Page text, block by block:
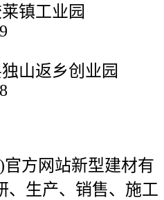
镇工业园
山返乡创业园
官方网站新型建材有
、生产、销售、施工